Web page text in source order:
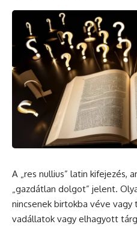
A „res nullius” latin kifejezés,
„gazdátlan dolgot” jelent.
nincsenek birtokba véve vagy
vadállatok vagy elhagyott